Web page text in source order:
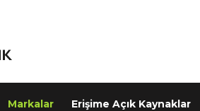
Markalar Erişime Açık Kaynaklar